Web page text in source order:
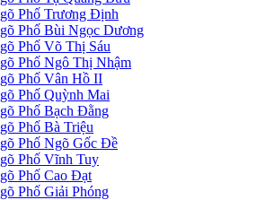
Phố Trương Định
Phố Bùi Ngọc Dương
Phố Võ Thị Sáu
Phố Ngô Thị Nhậm
Phố Vân Hồ II
Phố Quỳnh Mai
Phố Bạch Đằng
Phố Bà Triệu
Phố Ngõ Gốc Đề
Phố Vĩnh Tuy
Phố Cao Đạt
Phố Giải Phóng